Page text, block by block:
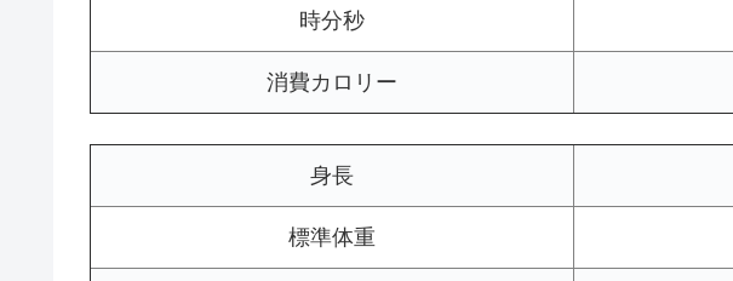
時分秒
消費カロリー
身長
標準体重